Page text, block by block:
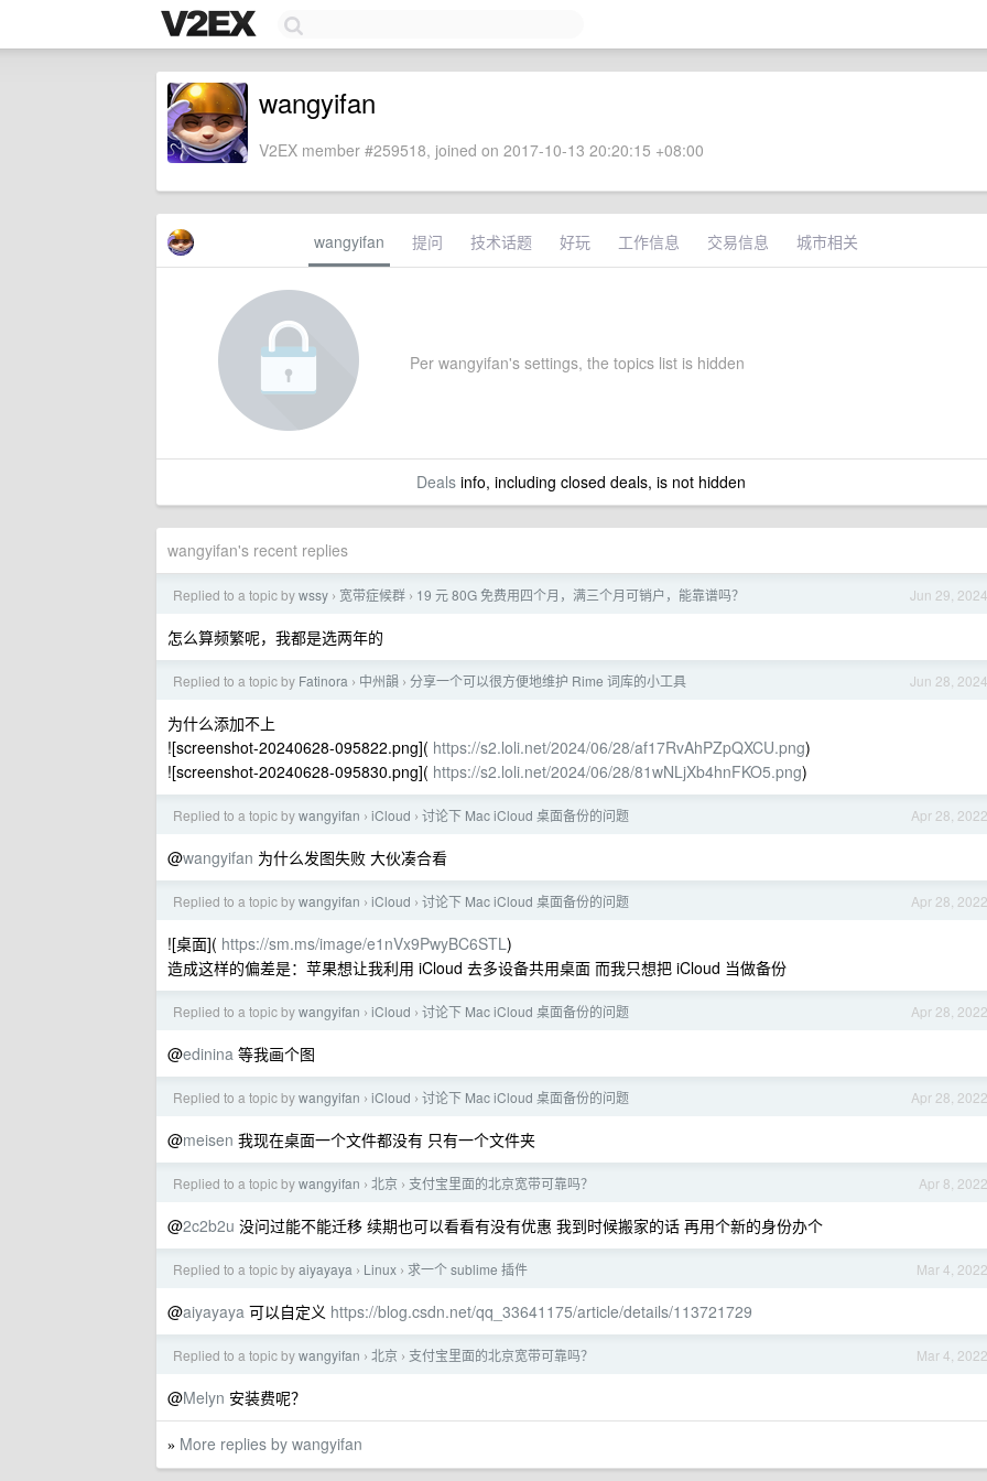
wangyifan
V2EX member #259518, joined on 2017-10-13 20:20:15 +08:00
wangyifan 提问 技术话题 好玩 工作信息 交易信息 城市相关
Per wangyifan's settings, the topics list is hidden
Dealsinfo, including closed deals, is not hidden
wangyifan's recent replies
Jun 29, 2024
Replied to a topic bywssy › 宽带症候群 › 19 元 80G 免费用四个月，满三个月可销户，能靠谱吗？
怎么算频繁呢，我都是选两年的
Jun 28, 2024
Replied to a topic by Fatinora › 中州韻 › 分享一个可以很方便地维护 Rime 词库的小工具
为什么添加不上
![screenshot-20240628-095822.png]( https://s2.loli.net/2024/06/28/af17RvAhPZpQXCU.png)
![screenshot-20240628-095830.png]( https://s2.loli.net/2024/06/28/81wNLjXb4hnFKO5.png)
Apr 28, 2022
Replied to a topic bywangyifan › iCloud › 讨论下 Mac iCloud 桌面备份的问题
@wangyifan 为什么发图失败 大伙凑合看
Apr 28, 2022
Replied to a topic bywangyifan › iCloud › 讨论下 Mac iCloud 桌面备份的问题
![桌面]( https://sm.ms/image/e1nVx9PwyBC6STL)
造成这样的偏差是：苹果想让我利用 iCloud 去多设备共用桌面 而我只想把 iCloud 当做备份
Apr 28, 2022
Replied to a topic bywangyifan › iCloud › 讨论下 Mac iCloud 桌面备份的问题
@edinina 等我画个图
Apr 28, 2022
Replied to a topic bywangyifan › iCloud › 讨论下 Mac iCloud 桌面备份的问题
@meisen 我现在桌面一个文件都没有 只有一个文件夹
Apr 8, 2022
Replied to a topic bywangyifan › 北京 › 支付宝里面的北京宽带可靠吗？
@2c2b2u 没问过能不能迁移 续期也可以看看有没有优惠 我到时候搬家的话 再用个新的身份办个
Mar 4, 2022
Replied to a topic byaiyayaya › Linux › 求一个 sublime 插件
@aiyayaya 可以自定义 https://blog.csdn.net/qq_33641175/article/details/113721729
Mar 4, 2022
Replied to a topic bywangyifan › 北京 › 支付宝里面的北京宽带可靠吗？
@Melyn 安装费呢？
» More replies by wangyifan